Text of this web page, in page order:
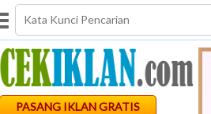
PASANG IKLAN GRATIS